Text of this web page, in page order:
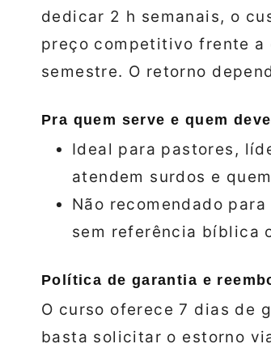
dedicar 2 h semanais, o
preço competitivo frente a
semestre. O retorno
Pra quem serve e quem
Ideal para pastores,
atendem surdos e
Não recomendado
sem referência bíblica
Política de garantia e
O curso oferece 7 dias de
basta solicitar o estorno